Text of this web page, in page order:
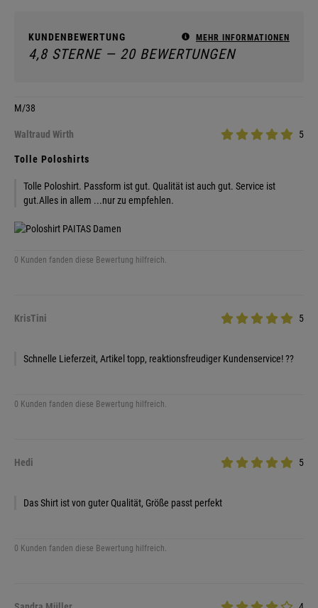
KUNDENBEWERTUNG MEHR INFORMATIONEN
4,8 STERNE — 20 BEWERTUNGEN
M/38
Waltraud Wirth 5
Tolle Poloshirts
Tolle Poloshirt. Passform ist gut. Qualität ist auch gut. Service ist
gut.Alles in allem ...nur zu empfehlen.
0 Kunden fanden diese Bewertung hilfreich.
KrisTini 5
Schnelle Lieferzeit, Artikel topp, reaktionsfreudiger Kundenservice! ??
0 Kunden fanden diese Bewertung hilfreich.
Hedi 5
Das Shirt ist von guter Qualität, Größe passt perfekt
0 Kunden fanden diese Bewertung hilfreich.